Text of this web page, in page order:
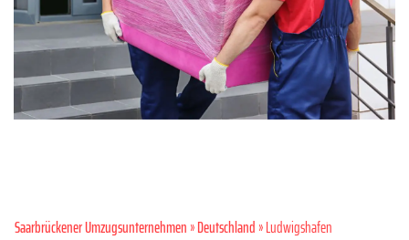
Saarbrückener Umzugsunternehmen»Deutschland» Ludwigshafen